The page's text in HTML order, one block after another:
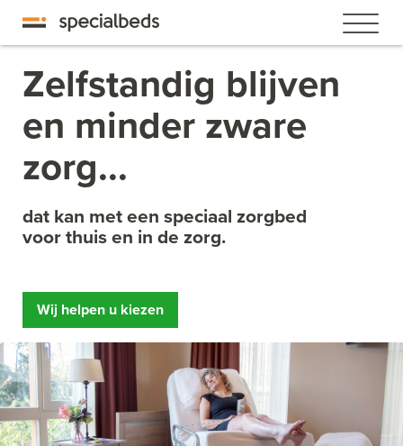
Zelfstandig blijven
en minder zware
zorg...
dat kan met een speciaal zorgbed
voor thuis en in de zorg.
Wij helpen u kiezen